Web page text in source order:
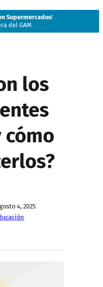
Supermercados!
del GAM
los
cómo
4, 2025